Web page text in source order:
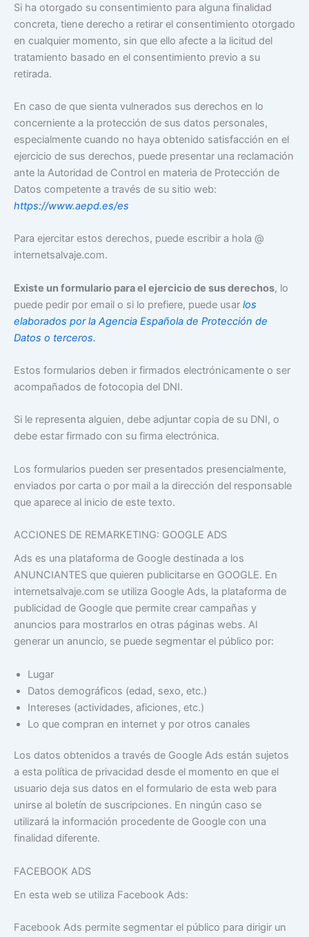
Si ha otorgado su consentimiento para alguna finalidad
concreta, tiene derecho a retirar el consentimiento otorgado
en cualquier momento, sin que ello afecte a la licitud del
tratamiento basado en el consentimiento previo a su
retirada.
En caso de que sienta vulnerados sus derechos en lo
concerniente a la protección de sus datos personales,
especialmente cuando no haya obtenido satisfacción en el
ejercicio de sus derechos, puede presentar una reclamación
ante la Autoridad de Control en materia de Protección de
Datos competente a través de su sitio web:
https://www.aepd.es/es
Para ejercitar estos derechos, puede escribir a hola @
internetsalvaje.com.
Existe un formulario para el ejercicio de sus derechos, lo
puede pedir por email o si lo prefiere, puede usar los
elaborados por la Agencia Española de Protección de
Datos o terceros.
Estos formularios deben ir firmados electrónicamente o ser
acompañados de fotocopia del DNI.
Si le representa alguien, debe adjuntar copia de su DNI, o
debe estar firmado con su firma electrónica.
Los formularios pueden ser presentados presencialmente,
enviados por carta o por mail a la dirección del responsable
que aparece al inicio de este texto.
ACCIONES DE REMARKETING: GOOGLE ADS
Ads es una plataforma de Google destinada a los
ANUNCIANTES que quieren publicitarse en GOOGLE. En
internetsalvaje.com se utiliza Google Ads, la plataforma de
publicidad de Google que permite crear campañas y
anuncios para mostrarlos en otras páginas webs. Al
generar un anuncio, se puede segmentar el público por:
Lugar
Datos demográficos (edad, sexo, etc.)
Intereses (actividades, aficiones, etc.)
Lo que compran en internet y por otros canales
Los datos obtenidos a través de Google Ads están sujetos
a esta política de privacidad desde el momento en que el
usuario deja sus datos en el formulario de esta web para
unirse al boletín de suscripciones. En ningún caso se
utilizará la información procedente de Google con una
finalidad diferente.
FACEBOOK ADS
En esta web se utiliza Facebook Ads:
Facebook Ads permite segmentar el público para dirigir un